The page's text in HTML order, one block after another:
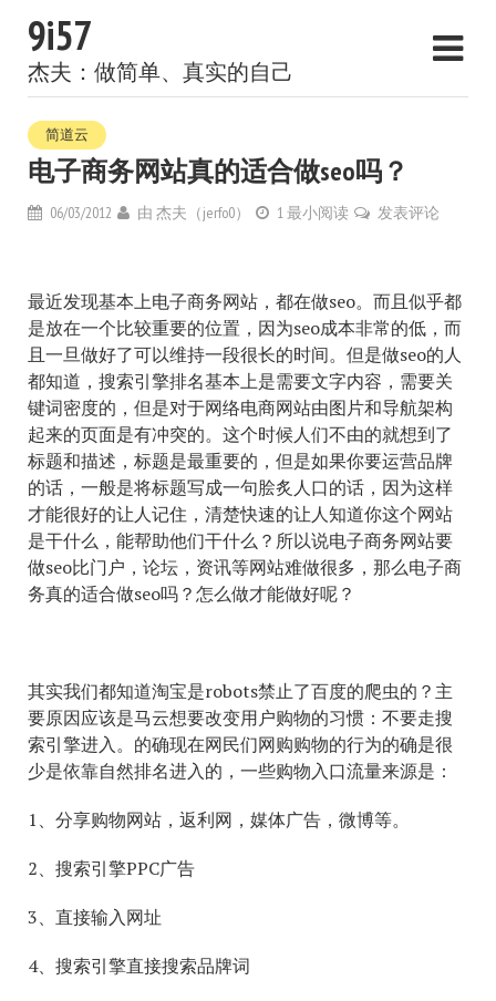
9i57
杰夫：做简单、真实的自己
简道云
电子商务网站真的适合做seo吗？
06/03/2012 由 杰夫（jerfo0） 1 最小阅读 发表评论
最近发现基本上电子商务网站，都在做seo。而且似乎都
是放在一个比较重要的位置，因为seo成本非常的低，而
且一旦做好了可以维持一段很长的时间。但是做seo的人
都知道，搜索引擎排名基本上是需要文字内容，需要关
键词密度的，但是对于网络电商网站由图片和导航架构
起来的页面是有冲突的。这个时候人们不由的就想到了
标题和描述，标题是最重要的，但是如果你要运营品牌
的话，一般是将标题写成一句脍炙人口的话，因为这样
才能很好的让人记住，清楚快速的让人知道你这个网站
是干什么，能帮助他们干什么？所以说电子商务网站要
做seo比门户，论坛，资讯等网站难做很多，那么电子商
务真的适合做seo吗？怎么做才能做好呢？
其实我们都知道淘宝是robots禁止了百度的爬虫的？主
要原因应该是马云想要改变用户购物的习惯：不要走搜
索引擎进入。的确现在网民们网购购物的行为的确是很
少是依靠自然排名进入的，一些购物入口流量来源是：
1、分享购物网站，返利网，媒体广告，微博等。
2、搜索引擎PPC广告
3、直接输入网址
4、搜索引擎直接搜索品牌词